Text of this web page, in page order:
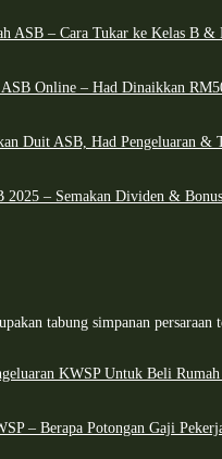
ASB – Cara Tukar ke Kelas B &
ASB Online – Had Dinaikkan
Duit ASB, Had Pengeluaran &
2025 – Semakan Dividen &
tabung simpanan persaraan
KWSP Untuk Beli
– Berapa Potongan Gaji